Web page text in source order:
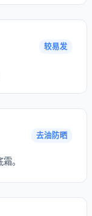
较易发
去油防晒
。